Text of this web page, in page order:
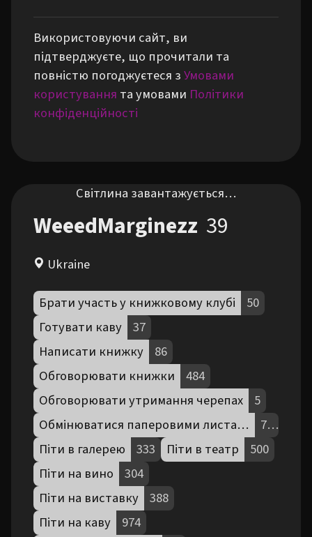
Використовуючи сайт, ви
підтверджуєте, що прочитали та
повністю погоджуєтеся зУмовами
користування та умовами Політики
конфіденційності
Світлина завантажується…
WeeedMarginezz 39
Ukraine
Брати участь у книжковому клубі
50
Готувати каву
37
Написати книжку
86
Обговорювати книжки
484
Обговорювати утримання черепах
5
Обмінюватися паперовими листами
72
Піти в галерею
333 Піти в театр
500
Піти на вино
304
Піти на виставку
388
Піти на каву
974